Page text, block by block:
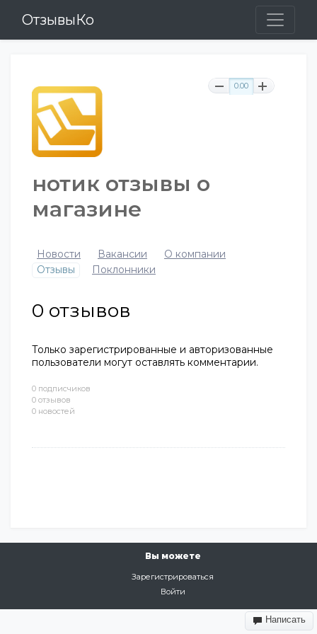
ОтзывыКо
0 подписчиков
0 отзывов
0 новостей
0.00
нотик отзывы о
магазине
Новости Вакансии
О компании
Отзывы
Поклонники
0 отзывов
Только зарегистрированные и авторизованные
пользователи могут оставлять комментарии.
Вы можете
Зарегистрироваться
Войти
Написать